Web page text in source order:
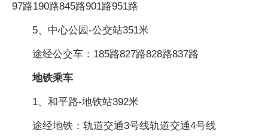
97路190路845路901路951路
5、中心公园-公交站351米
途经公交车：185路827路828路837路
地铁乘车
1、和平路-地铁站392米
途经地铁：轨道交通3号线轨道交通4号线